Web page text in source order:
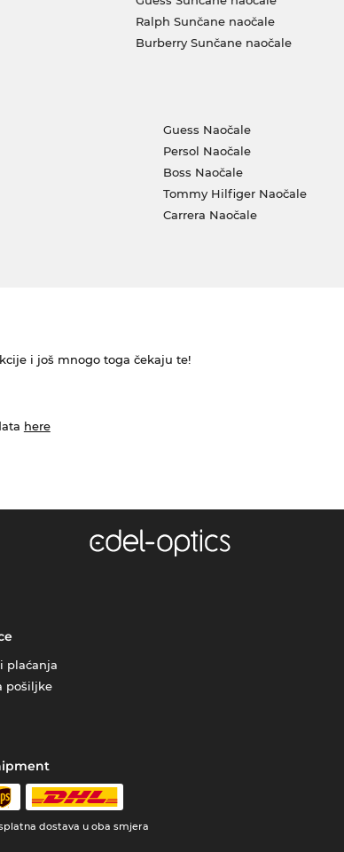
Ralph Sunčane naočale
Burberry Sunčane naočale
Guess Naočale
Persol Naočale
Boss Naočale
Tommy Hilfiger Naočale
Carrera Naočale
i još mnogo toga čekaju te!
here
plaćanja
pošiljke
dostava u oba smjera